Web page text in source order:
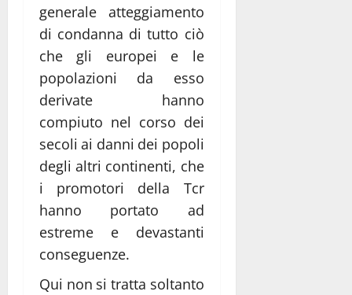
generale atteggiamento
di condanna di tutto ciò
che gli europei e le
popolazioni da esso
derivate hanno
compiuto nel corso dei
secoli ai danni dei popoli
degli altri continenti, che
i promotori della Tcr
hanno portato ad
estreme e devastanti
conseguenze.
Qui non si tratta soltanto